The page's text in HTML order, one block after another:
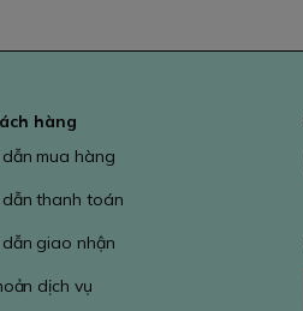
hàng
mua hàng
thanh toán
giao nhận
dịch vụ